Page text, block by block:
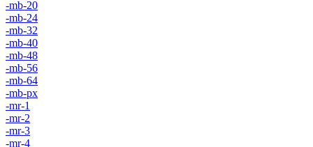
-mb-20
-mb-24
-mb-32
-mb-40
-mb-48
-mb-56
-mb-64
-mb-px
-mr-1
-mr-2
-mr-3
-mr-4